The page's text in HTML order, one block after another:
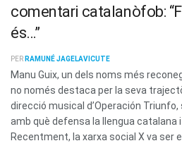
comentari catalanòfob:
és…”
PER RAMUNÉ JAGELAVICUTE
Manu Guix, un dels noms més
no només destaca per la seva
direcció musical d’Operación
amb què defensa la llengua catalana
Recentment, la xarxa social X va ser